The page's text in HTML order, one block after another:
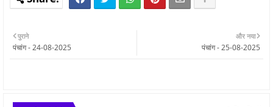
और नया
पंचांग - 25-08-2025
पुराने
पंचांग - 24-08-2025